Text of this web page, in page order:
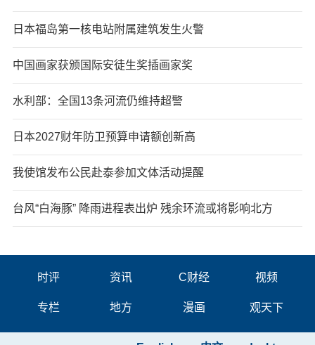
日本福岛第一核电站附属建筑发生火警
中国画家获颁国际安徒生奖插画家奖
水利部：全国13条河流仍维持超警
日本2027财年防卫预算申请额创新高
我使馆发布公民赴泰参加文体活动提醒
台风“白海豚” 降雨进程表出炉 残余环流或将影响北方
时评 资讯 C财经 视频
专栏 地方 漫画 观天下